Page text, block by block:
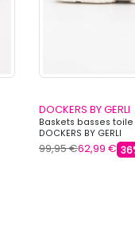
DOCKERS BY GERLI
Baskets basses
DOCKERS BY GERLI
99,95 €62,99 €